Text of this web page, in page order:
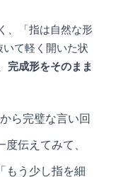
、「指は自然な形
て軽く開いた状
完成形をそのまま
ら完璧な言い回
伝えてみて、
もう少し指を細